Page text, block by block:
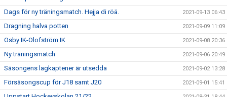
Dags för ny träningsmatch. Hejja di röä. 2021-09-13 06:43
Dragning halva potten 2021-09-09 11:09
Osby IK-Olofström IK 2021-09-08 20:36
Ny träningsmatch 2021-09-06 20:49
Säsongens lagkaptener är utsedda 2021-09-02 13:28
Försäsongscup för J18 samt J20 2021-09-01 15:41